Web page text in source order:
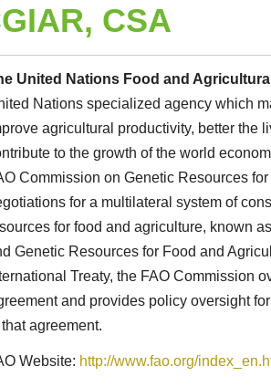
CSA
United Nations Food and
Nations specialized agency which
agricultural productivity, better the
to the growth of the world
Commission on Genetic Resources
for a multilateral system of
for food and agriculture, known
Genetic Resources for Food and
Treaty, the FAO Commission
and provides policy oversight
agreement.
Website: http://www.fao.org/